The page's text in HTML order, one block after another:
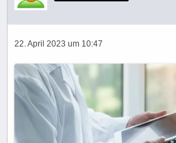
22. April 2023 um 10:47